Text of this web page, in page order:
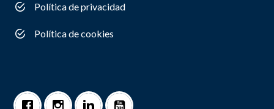
Política de privacidad
Política de cookies